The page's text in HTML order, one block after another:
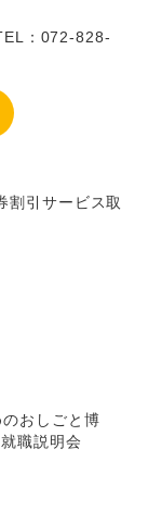
：072-828-
引サービス取
のおしごと博
就職説明会